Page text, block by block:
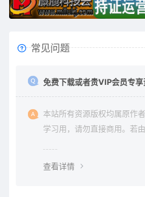
常见问题
免费下载或者贵VIP会员专享
本站所有资源版权均属原作
学习用，请勿直接商用。若
查看详情